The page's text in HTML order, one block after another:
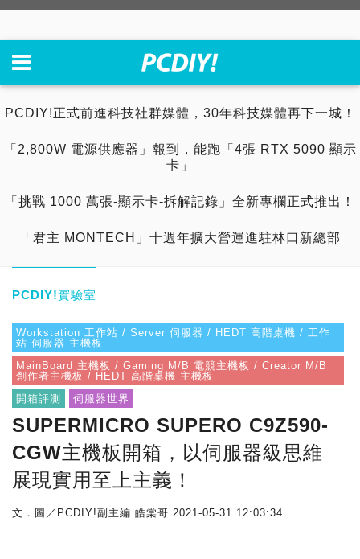
PCDIY!正式前進科技社群媒體，30年科技媒體再下一城！
「2,800W 電源供應器」報到，能跑「4張 RTX 5090 顯示
卡」
「挑戰 1000 萬張-顯示卡-拆解記錄」全新專欄正式推出！
「君主 MONTECH」十週年擴大營運進駐林口新總部
PCDIY!實驗室
Workstation 工作站 / Server 伺服器 / HEDT 高階桌機 / 工作
站 伺服器 主機板
MainBoard 主機板 / Gaming M/B 電競主機板 / Creator M/B
創作者主機板 / HEDT 高階桌機 主機板
開箱評測
伺服器世界
SUPERMICRO SUPERO C9Z590-
CGW主機板開箱，以伺服器級思維
展現實用至上主義！
文．圖／PCDIY!副主編 皓棠哥 2021-05-31 12:03:34